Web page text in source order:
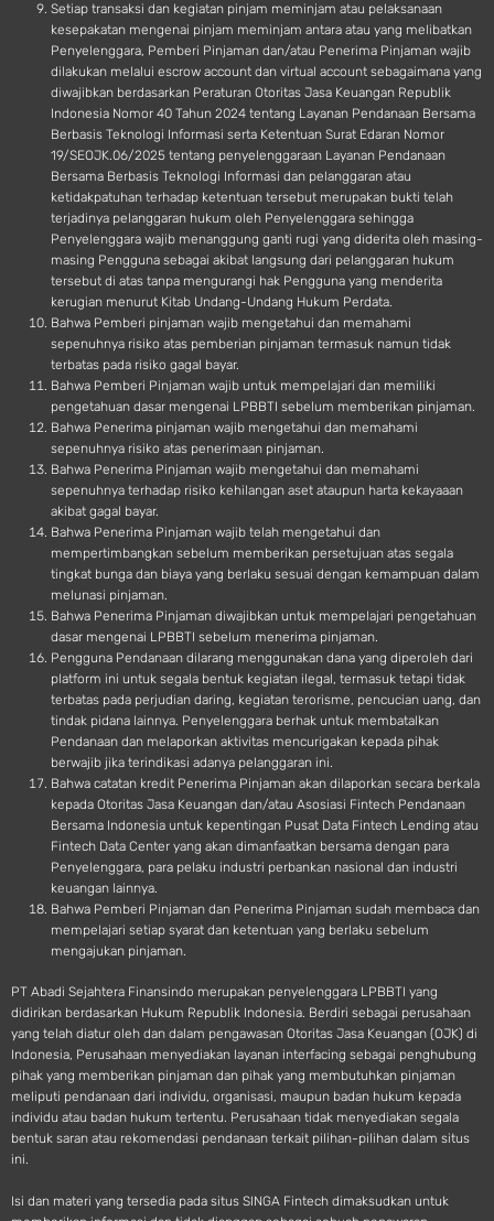
Setiap transaksi dan kegiatan pinjam meminjam atau pelaksanaan
kesepakatan mengenai pinjam meminjam antara atau yang melibatkan
Penyelenggara, Pemberi Pinjaman dan/atau Penerima Pinjaman wajib
dilakukan melalui escrow account dan virtual account sebagaimana yang
diwajibkan berdasarkan Peraturan Otoritas Jasa Keuangan Republik
Indonesia Nomor 40 Tahun 2024 tentang Layanan Pendanaan Bersama
Berbasis Teknologi Informasi serta Ketentuan Surat Edaran Nomor
19/SEOJK.06/2025 tentang penyelenggaraan Layanan Pendanaan
Bersama Berbasis Teknologi Informasi dan pelanggaran atau
ketidakpatuhan terhadap ketentuan tersebut merupakan bukti telah
terjadinya pelanggaran hukum oleh Penyelenggara sehingga
Penyelenggara wajib menanggung ganti rugi yang diderita oleh masing-
masing Pengguna sebagai akibat langsung dari pelanggaran hukum
tersebut di atas tanpa mengurangi hak Pengguna yang menderita
kerugian menurut Kitab Undang-Undang Hukum Perdata.
Bahwa Pemberi pinjaman wajib mengetahui dan memahami
sepenuhnya risiko atas pemberian pinjaman termasuk namun tidak
terbatas pada risiko gagal bayar.
Bahwa Pemberi Pinjaman wajib untuk mempelajari dan memiliki
pengetahuan dasar mengenai LPBBTI sebelum memberikan pinjaman.
Bahwa Penerima pinjaman wajib mengetahui dan memahami
sepenuhnya risiko atas penerimaan pinjaman.
Bahwa Penerima Pinjaman wajib mengetahui dan memahami
sepenuhnya terhadap risiko kehilangan aset ataupun harta kekayaaan
akibat gagal bayar.
Bahwa Penerima Pinjaman wajib telah mengetahui dan
mempertimbangkan sebelum memberikan persetujuan atas segala
tingkat bunga dan biaya yang berlaku sesuai dengan kemampuan dalam
melunasi pinjaman.
Bahwa Penerima Pinjaman diwajibkan untuk mempelajari pengetahuan
dasar mengenai LPBBTI sebelum menerima pinjaman.
Pengguna Pendanaan dilarang menggunakan dana yang diperoleh dari
platform ini untuk segala bentuk kegiatan ilegal, termasuk tetapi tidak
terbatas pada perjudian daring, kegiatan terorisme, pencucian uang, dan
tindak pidana lainnya. Penyelenggara berhak untuk membatalkan
Pendanaan dan melaporkan aktivitas mencurigakan kepada pihak
berwajib jika terindikasi adanya pelanggaran ini.
Bahwa catatan kredit Penerima Pinjaman akan dilaporkan secara berkala
kepada Otoritas Jasa Keuangan dan/atau Asosiasi Fintech Pendanaan
Bersama Indonesia untuk kepentingan Pusat Data Fintech Lending atau
Fintech Data Center yang akan dimanfaatkan bersama dengan para
Penyelenggara, para pelaku industri perbankan nasional dan industri
keuangan lainnya.
Bahwa Pemberi Pinjaman dan Penerima Pinjaman sudah membaca dan
mempelajari setiap syarat dan ketentuan yang berlaku sebelum
mengajukan pinjaman.
PT Abadi Sejahtera Finansindo merupakan penyelenggara LPBBTI yang
didirikan berdasarkan Hukum Republik Indonesia. Berdiri sebagai perusahaan
yang telah diatur oleh dan dalam pengawasan Otoritas Jasa Keuangan (OJK) di
Indonesia, Perusahaan menyediakan layanan interfacing sebagai penghubung
pihak yang memberikan pinjaman dan pihak yang membutuhkan pinjaman
meliputi pendanaan dari individu, organisasi, maupun badan hukum kepada
individu atau badan hukum tertentu. Perusahaan tidak menyediakan segala
bentuk saran atau rekomendasi pendanaan terkait pilihan-pilihan dalam situs
ini.
Isi dan materi yang tersedia pada situs SINGA Fintech dimaksudkan untuk